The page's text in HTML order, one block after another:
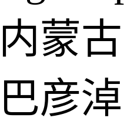
蒙古
彦淖